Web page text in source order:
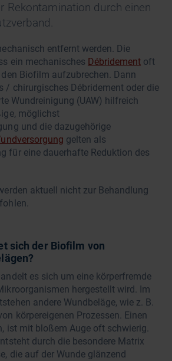
Rekontamination durch einen
entfernt werden. Die
ein mechanisches Débridement oft
Biofilm aufzubrechen. Dann
/ chirurgisches Débridement oder die
Wundreinigung (UAW) hilfreich
möglichst
und die dazugehörige
gelten als
für eine dauerhafte Reduktion des
aktuell nicht zur Behandlung
sich der Biofilm von
es sich um eine körperfremde
hergestellt wird. Im
andere Wundbeläge, wie z. B.
körpereigenen Prozessen. Einen
ist mit bloßem Auge oft schwierig.
durch die besondere Matrix
die auf der Wunde glänzend